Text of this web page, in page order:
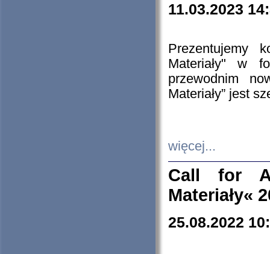
11.03.2023
Prezentujemy
Materiały" w
przewodnim
Materiały” jest
więcej...
Call for
Materiały«
25.08.2022